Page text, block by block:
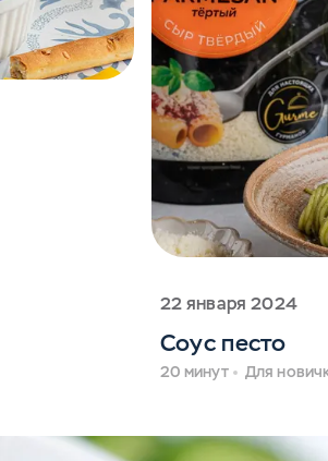
22 января 2024
Соус песто
20 минут Для